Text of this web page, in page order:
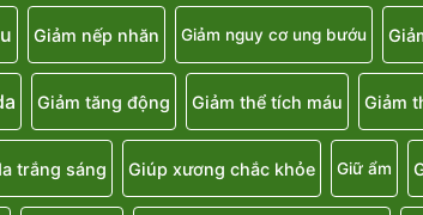
Giảm nếp nhăn Giảm nguy cơ ung bướu
Giảm tăng động Giảm thể tích máu Giảm
trắng sáng Giúp xương chắc khỏe Giữ ẩm